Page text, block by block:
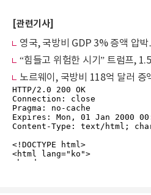
[관련기사]